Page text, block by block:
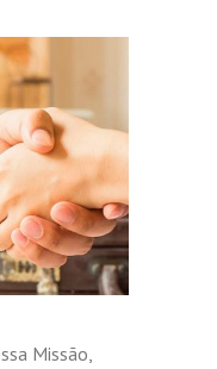
Missão,